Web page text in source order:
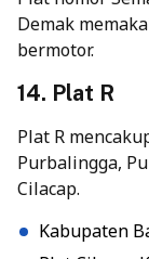
Demak
bermotor.
14. Plat R
Plat R
Purbalingga,
Cilacap.
Kabupaten